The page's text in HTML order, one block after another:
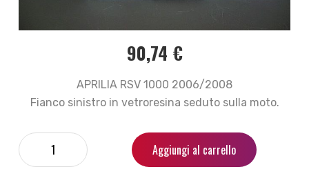
90,74 €
APRILIA RSV 1000 2006/2008
Fianco sinistro in vetroresina seduto sulla moto.
Aggiungi al carrello